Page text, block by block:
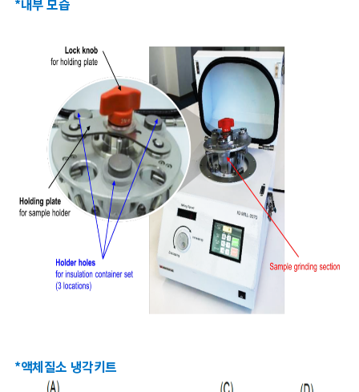
*내부 모습
*액체질소 냉각키트